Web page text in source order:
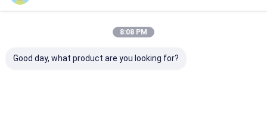
8:08 PM
Good day, what product are you looking for?